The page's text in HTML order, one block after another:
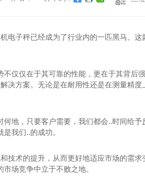
电子秤已经成为了行业内的一匹黑马。
仅仅在于其可靠的性能，更在于其背后
决方案。无论是在耐用性还是在测量精
地，只要客户需要，我们都会..时间给
我们..的成功。
技术的提升，从而更好地适应市场的需
场竞争中立于不败之地。